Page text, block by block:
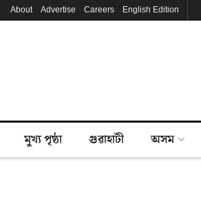
About Advertise Careers English Edition
মুখ্য পৃষ্ঠা গুৱাহাটী অসম